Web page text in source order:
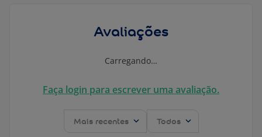
Avaliações
Carregando…
Faça login para escrever uma avaliação.
Mais recentes Todos